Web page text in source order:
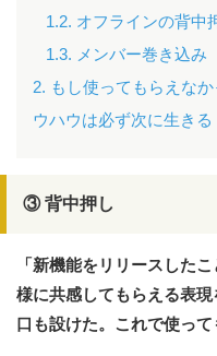
1.2. オフラインの背中
1.3. メンバー巻き込み
2. もし使ってもらえな
ウハウは必ず次に生きる
③ 背中押し
「新機能をリリースした
様に共感してもらえる表
口も設けた。これで使って